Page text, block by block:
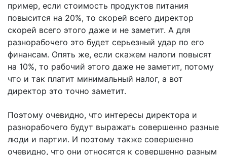
пример, если стоимость продуктов питания
повысится на 20%, то скорей всего директор
скорей всего этого даже и не заметит. А для
разнорабочего это будет серьезный удар по его
финансам. Опять же, если скажем налоги повысят
на 10%, то рабочий этого даже не заметит, потому
что и так платит минимальный налог, а вот
директор это точно заметит.
Поэтому очевидно, что интересы директора и
разнорабочего будут выражать совершенно разные
люди и партии. И поэтому также совершенно
очевидно, что они относятся к совершенно разным